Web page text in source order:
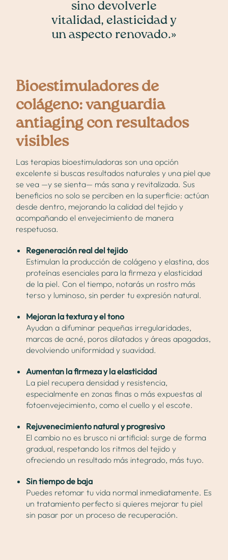
Bioestimuladores de
colágeno: vanguardia
antiaging con resultados
visibles
Las terapias bioestimuladoras son una opción
excelente si buscas resultados naturales y una piel que
se vea —y se sienta— más sana y revitalizada. Sus
beneficios no solo se perciben en la superficie: actúan
desde dentro, mejorando la calidad del tejido y
acompañando el envejecimiento de manera
respetuosa.
Regeneración real del tejido
Estimulan la producción de colágeno y elastina, dos
proteínas esenciales para la firmeza y elasticidad
de la piel. Con el tiempo, notarás un rostro más
terso y luminoso, sin perder tu expresión natural.
Mejoran la textura y el tono
Ayudan a difuminar pequeñas irregularidades,
marcas de acné, poros dilatados y áreas apagadas,
devolviendo uniformidad y suavidad.
Aumentan la firmeza y la elasticidad
La piel recupera densidad y resistencia,
especialmente en zonas finas o más expuestas al
fotoenvejecimiento, como el cuello y el escote.
Rejuvenecimiento natural y progresivo
El cambio no es brusco ni artificial: surge de forma
gradual, respetando los ritmos del tejido y
ofreciendo un resultado más integrado, más tuyo.
Sin tiempo de baja
Puedes retomar tu vida normal inmediatamente. Es
un tratamiento perfecto si quieres mejorar tu piel
sin pasar por un proceso de recuperación.
sino devolverle
vitalidad, elasticidad y
un aspecto renovado.»